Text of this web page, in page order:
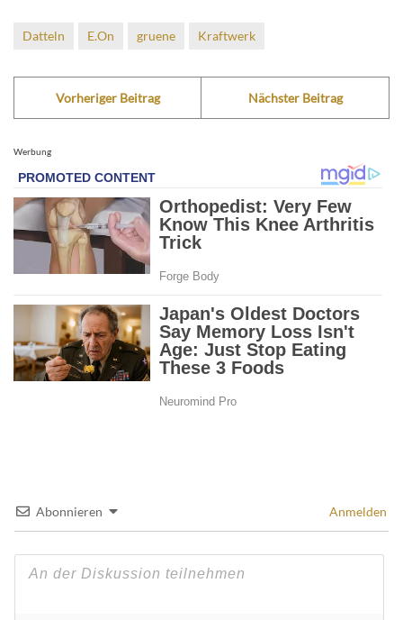
Datteln E.On gruene Kraftwerk
Vorheriger Beitrag Nächster Beitrag
Werbung
Abonnieren Anmelden